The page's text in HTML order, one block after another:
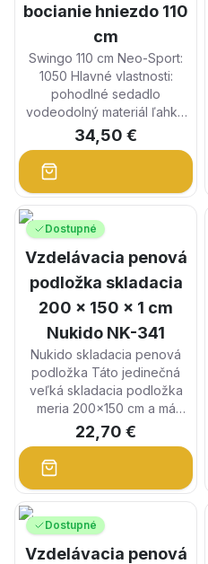
bocianie hniezdo 110
cm
Swingo 110 cm Neo-Sport:
1050 Hlavné vlastnosti:
pohodlné sedadlo
vodeodolný materiál ľahko
sa čistí pevný...
34,50 €
Dostupné
Vzdelávacia penová
podložka skladacia
200 x 150 x 1 cm
Nukido NK-341
Nukido skladacia penová
podložka Táto jedinečná
veľká skladacia podložka
meria 200x150 cm a má
mnoho praktických využití.
Poskytne vám d...
22,70 €
Dostupné
Vzdelávacia penová